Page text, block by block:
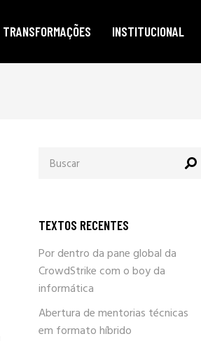
TRANSFORMAÇÕES
responsabilidade social
INSTITUCIONAL
sobre / quem somos
por:
TEXTOS RECENTES
Por dentro da pane global da
CrowdStrike com o boy da
informática
Abertura de mentorias técnicas
em formato híbrido